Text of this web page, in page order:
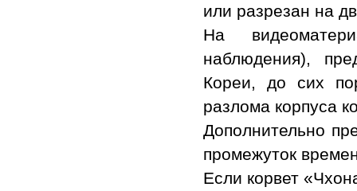
или разрезан на
На
наблюдения),
Кореи, до сих
разлома корпуса
Дополнительно
промежуток
Если корвет